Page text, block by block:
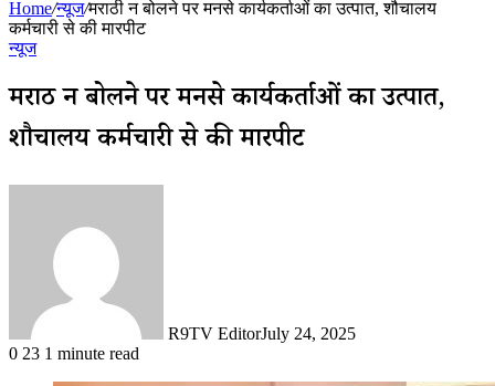
Home/न्यूज/मराठी न बोलने पर मनसे कार्यकर्ताओं का उत्पात, शौचालय
कर्मचारी से की मारपीट
न्यूज
मराठी न बोलने पर मनसे कार्यकर्ताओं का उत्पात,
शौचालय कर्मचारी से की मारपीट
R9TV EditorJuly 24, 2025
0 23 1 minute read